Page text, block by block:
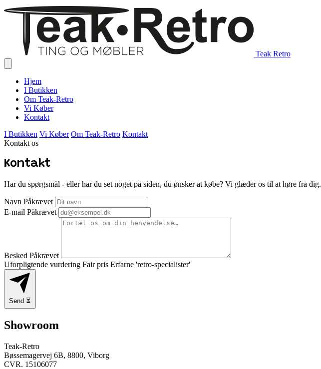
Teak Retro
Hjem
I Butikken
Om Teak-Retro
Vi Køber
Kontakt
I Butikken Vi Køber Om Teak-Retro Kontakt
Kontakt os
Kontakt
Har du spørgsmål - eller har du set noget på siden, du ønsker at købe? Vi glæder os til at høre fra dig.
Navn Påkrævet
E-mail Påkrævet
Besked Påkrævet
Uforpligtende vurdering Fair pris Erfarne 'retro-specialister'
Send ⏳
Showroom
Teak-Retro
Bøssemagervej 6B, 8800, Viborg
CVR. 15106077